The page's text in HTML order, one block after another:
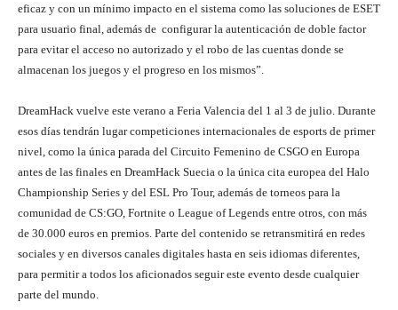
eficaz y con un mínimo impacto en el sistema como las soluciones de ESET
para usuario final, además de configurar la autenticación de doble factor
para evitar el acceso no autorizado y el robo de las cuentas donde se
almacenan los juegos y el progreso en los mismos”.
DreamHack vuelve este verano a Feria Valencia del 1 al 3 de julio. Durante
esos días tendrán lugar competiciones internacionales de esports de primer
nivel, como la única parada del Circuito Femenino de CSGO en Europa
antes de las finales en DreamHack Suecia o la única cita europea del Halo
Championship Series y del ESL Pro Tour, además de torneos para la
comunidad de CS:GO, Fortnite o League of Legends entre otros, con más
de 30.000 euros en premios. Parte del contenido se retransmitirá en redes
sociales y en diversos canales digitales hasta en seis idiomas diferentes,
para permitir a todos los aficionados seguir este evento desde cualquier
parte del mundo.